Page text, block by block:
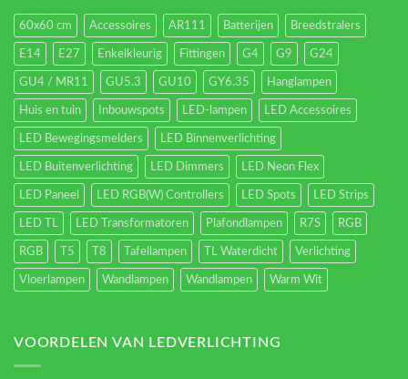
60x60 cm Accessoires AR111 Batterijen Breedstralers
E14 E27 Enkelkleurig Fittingen G4 G9 G24
GU4 / MR11 GU5.3 GU10 GY6.35 Hanglampen
Huis en tuin Inbouwspots LED-lampen LED Accessoires
LED Bewegingsmelders LED Binnenverlichting
LED Buitenverlichting LED Dimmers LED Neon Flex
LED Paneel LED RGB(W) Controllers LED Spots LED Strips
LED TL LED Transformatoren Plafondlampen R7S RGB
RGB T5 T8 Tafellampen TL Waterdicht Verlichting
Vloerlampen Wandlampen Wandlampen Warm Wit
VOORDELEN VAN LEDVERLICHTING